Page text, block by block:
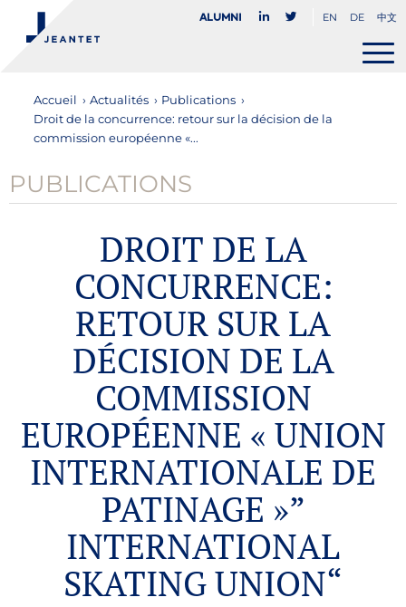
Alumni EN DE 中文
Accueil › Actualités › Publications ›
Droit de la concurrence: retour sur la décision de la
commission européenne «...
PUBLICATIONS
DROIT DE LA
CONCURRENCE:
RETOUR SUR LA
DÉCISION DE LA
COMMISSION
EUROPÉENNE « UNION
INTERNATIONALE DE
PATINAGE »”
INTERNATIONAL
SKATING UNION“